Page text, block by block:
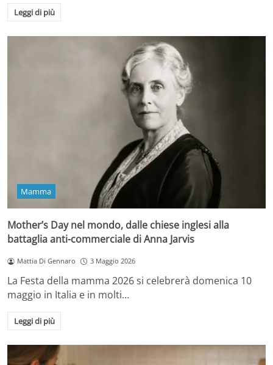
Leggi di più
Mamma
Mother’s Day nel mondo, dalle chiese inglesi alla
battaglia anti-commerciale di Anna Jarvis
Mattia Di Gennaro 3 Maggio 2026
La Festa della mamma 2026 si celebrerà domenica 10
maggio in Italia e in molti…
Leggi di più